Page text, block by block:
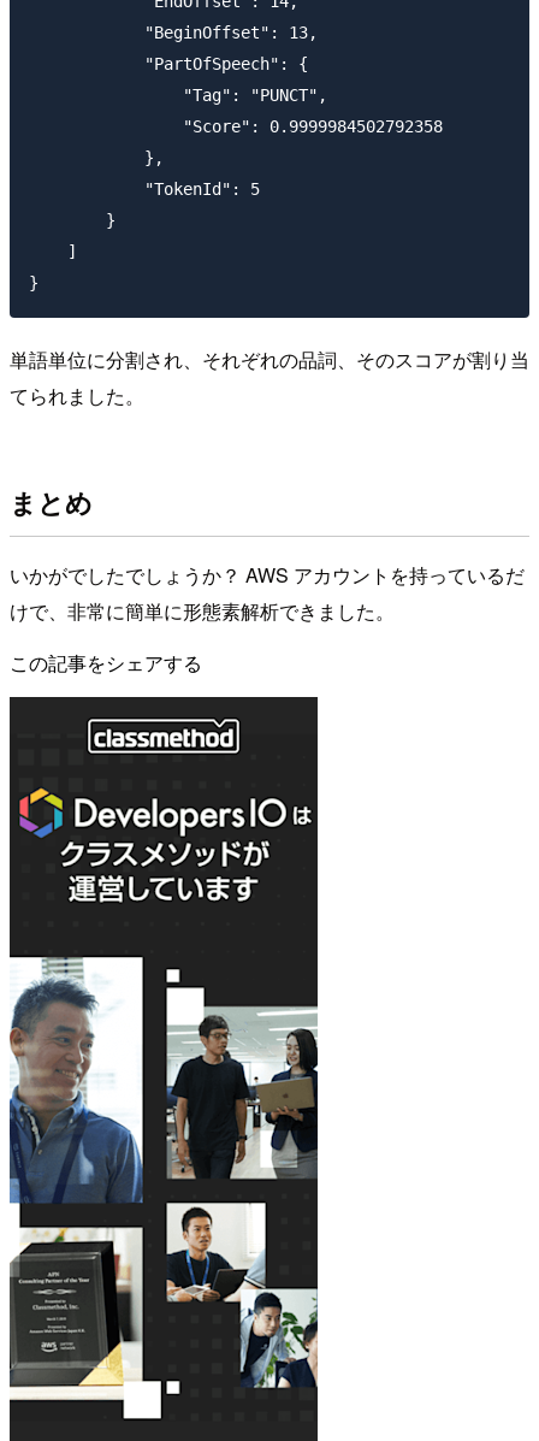
            "BeginOffset": 13,
            "PartOfSpeech": {
                "Tag": "PUNCT",
                "Score": 0.9999984502792358
            },
            "TokenId": 5
        }
    ]
単語単位に分割され、それぞれの品詞、そのスコアが割り当
てられました。
まとめ
いかがでしたでしょうか？ AWS アカウントを持っているだ
けで、非常に簡単に形態素解析できました。
この記事をシェアする